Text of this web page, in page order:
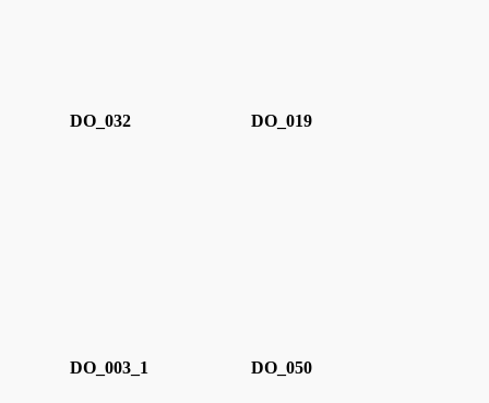
DO_032 DO_019
DO_003_1 DO_050